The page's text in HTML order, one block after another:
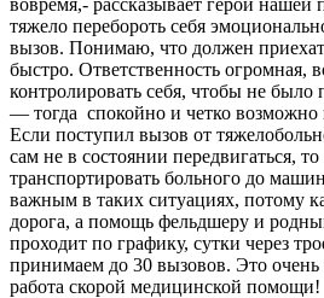
тяжело перебороть себя
вызов. Понимаю, что должен
быстро. Ответственность огромная,
контролировать себя, чтобы не
— тогда спокойно и четко возможно
Если поступил вызов от
сам не в состоянии передвигаться,
транспортировать больного до
важным в таких ситуациях, потому
дорога, а помощь фельдшеру и
проходит по графику, сутки через
принимаем до 30 вызовов. Это очень
работа скорой медицинской помощи!